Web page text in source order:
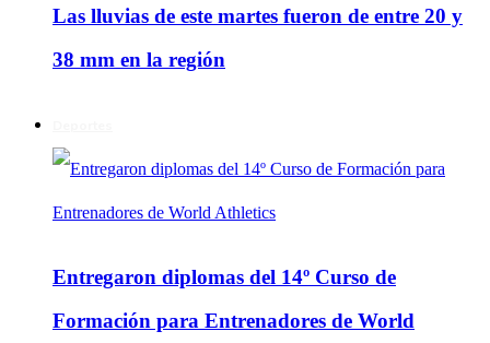
Las lluvias de este martes fueron de entre 20 y
38 mm en la región
Entregaron diplomas del 14º Curso de
Formación para Entrenadores de World